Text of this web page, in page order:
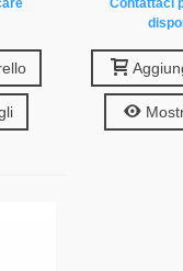
Contattaci